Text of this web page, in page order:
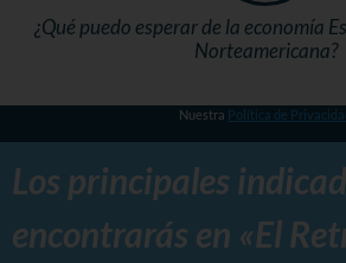
¿Qué puedo esperar de la economía
Norteamericana?
Nuestra Política de
Los principales
encontrarás en «El